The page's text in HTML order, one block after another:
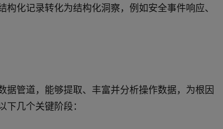
化记录转化为结构化洞察，例如安全事件响应、
据管道，能够提取、丰富并分析操作数据，为根因
几个关键阶段：